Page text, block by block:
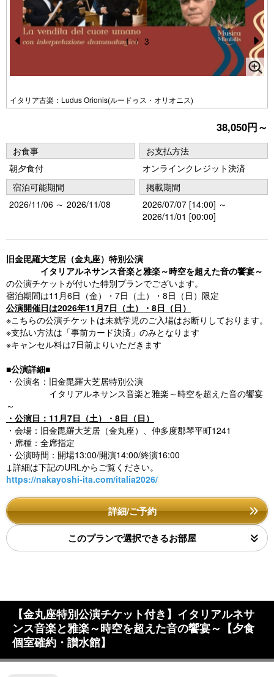
e
vi
o
s
イタリア古楽：Ludus Orionis(ルードゥス・オリオニス)
N
e
1 / 3
38,050円～
お食事
朝夕食付
お支払方法
オンラインクレジット決済
宿泊可能期間
2026/11/06 ～ 2026/11/08
掲載期間
2026/07/07 [14:00] ～
2026/11/01 [00:00]
旧金毘羅大芝居（金丸座）特別公演
イタリアルネサンス音楽と雅楽～時空を超えた音の饗宴～
の公演チケットが付いた特別プランでございます。
宿泊期間は11月6日（金）・7日（土）・8日（日）限定
公演開催日は2026年11月7日（土）・8日（日）
※こちらの公演チケットは未就学児のご入場はお断りしております。
※支払い方法は「事前カード決済」のみとなります
※キャンセル料は7日前よりいただきます
■公演詳細■
・公演名：旧金毘羅大芝居特別公演
イタリアルネサンス音楽と雅楽～時空を超えた音の饗宴
～
・公演日：11月7日（土）・8日（日）
・会場：旧金毘羅大芝居（金丸座）、仲多度郡琴平町1241
・席種：全席指定
・公演時間：開場13:00/開演14:00/終演16:00
↓詳細は下記のURLからご覧ください。
https://nakayoshi-ita.com/italia2026/
詳細/ご予約
このプランで選択できるお部屋
【金丸座特別公演チケット付き】イタリアルネサ
ンス音楽と雅楽～時空を超えた音の饗宴～【夕食
個室確約・讃水館】